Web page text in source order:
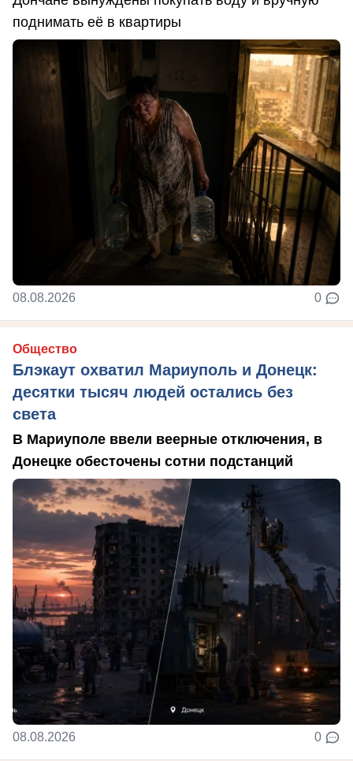
поднимать её в квартиры
08.08.2026 0
Общество
Блэкаут охватил Мариуполь и Донецк:
десятки тысяч людей остались без
света
В Мариуполе ввели веерные отключения, в
Донецке обесточены сотни подстанций
08.08.2026 0